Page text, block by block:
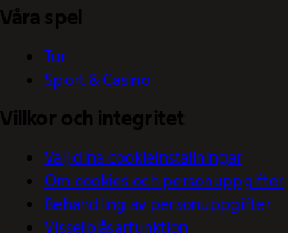
Våra spel
Tur
Sport & Casino
Villkor och integritet
Välj dina cookieinställningar
Om cookies och personuppgifter
Behandling av personuppgifter
Visselblåsarfunktion